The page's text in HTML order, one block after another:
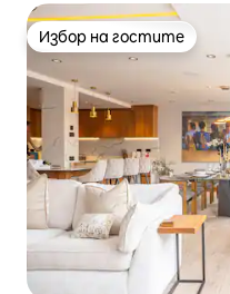
Избор на гостите
Избор на гостите